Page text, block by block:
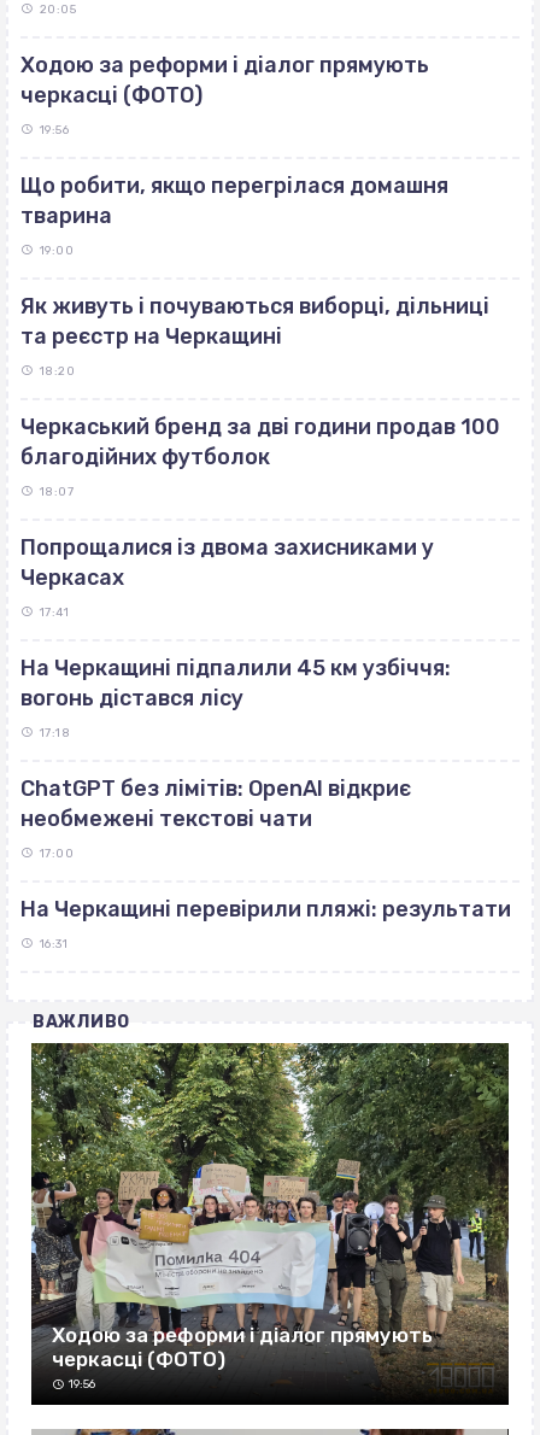
20:05
Ходою за реформи і діалог прямують
черкасці (ФОТО)
19:56
Що робити, якщо перегрілася домашня
тварина
19:00
Як живуть і почуваються виборці, дільниці
та реєстр на Черкащині
18:20
Черкаський бренд за дві години продав 100
благодійних футболок
18:07
Попрощалися із двома захисниками у
Черкасах
17:41
На Черкащині підпалили 45 км узбіччя:
вогонь дістався лісу
17:18
ChatGPT без лімітів: OpenAI відкриє
необмежені текстові чати
17:00
На Черкащині перевірили пляжі: результати
16:31
ВАЖЛИВО
Ходою за реформи і діалог прямують
черкасці (ФОТО)
19:56